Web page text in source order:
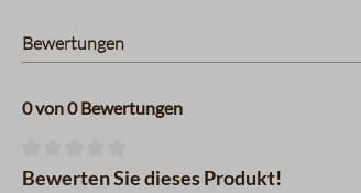
Bewertungen
0 von 0 Bewertungen
Durchschnittliche Bewertung von 0 von 5
Bewerten Sie dieses Produkt!